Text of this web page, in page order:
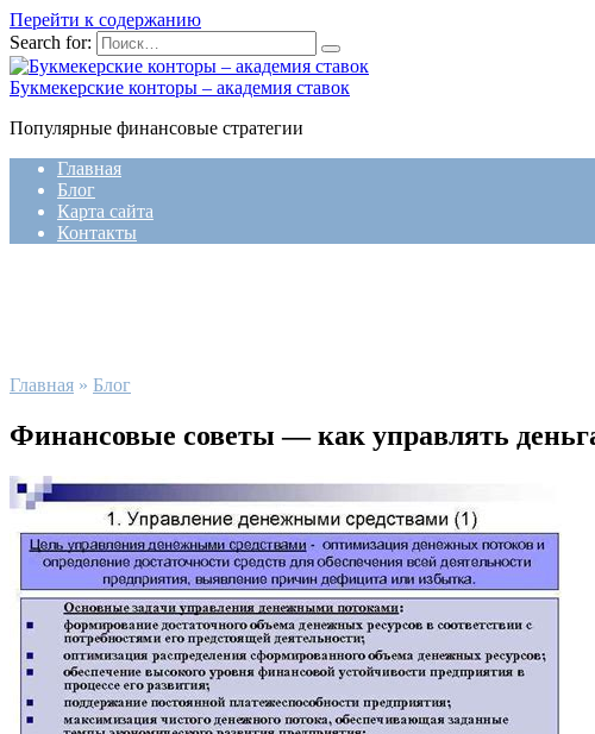
Перейти к содержанию
Search for:
Букмекерские конторы – академия ставок
Популярные финансовые стратегии
Главная
Блог
Карта сайта
Контакты
Главная » Блог
Финансовые советы — как управлять